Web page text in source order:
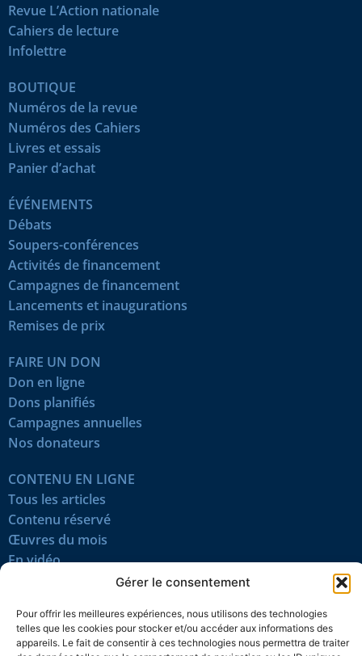
Gérer le consentement
Pour offrir les meilleures expériences, nous utilisons des technologies
telles que les cookies pour stocker et/ou accéder aux informations des
appareils. Le fait de consentir à ces technologies nous permettra de traiter
Revue L’Action nationale
Cahiers de lecture
Infolettre
BOUTIQUE
Numéros de la revue
Numéros des Cahiers
Livres et essais
Panier d’achat
ÉVÉNEMENTS
Débats
Soupers-conférences
Activités de financement
Campagnes de financement
Lancements et inaugurations
Remises de prix
FAIRE UN DON
Don en ligne
Dons planifiés
Campagnes annuelles
Nos donateurs
CONTENU EN LIGNE
Tous les articles
Contenu réservé
Œuvres du mois
En vidéo